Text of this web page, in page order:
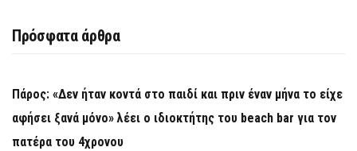
Πρόσφατα άρθρα
Πάρος: «Δεν ήταν κοντά στο παιδί και πριν έναν μήνα το είχε
αφήσει ξανά μόνο» λέει ο ιδιοκτήτης του beach bar για τον
πατέρα του 4χρονου